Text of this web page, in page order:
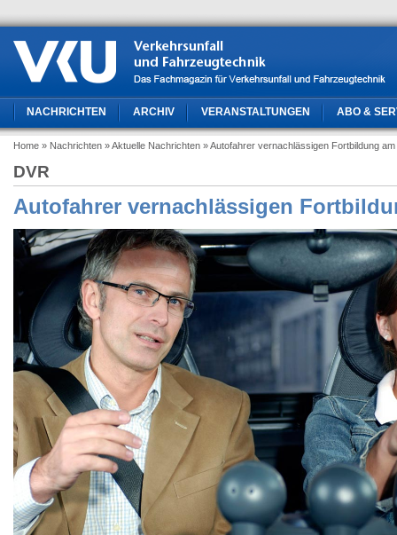
NACHRICHTEN ARCHIV VERANSTALTUNGEN ABO &
Home » Nachrichten » Aktuelle Nachrichten » Autofahrer vernachlässigen Fortbildung
DVR
Autofahrer vernachlässigen